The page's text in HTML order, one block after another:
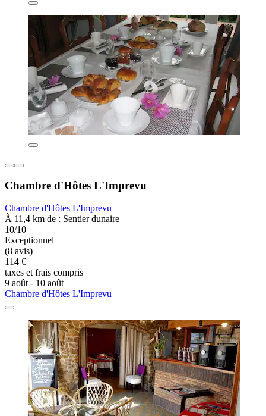
Chambre d'Hôtes L'Imprevu
Chambre d'Hôtes L'Imprevu
À 11,4 km de : Sentier dunaire
10/10
Exceptionnel
(8 avis)
114 €
taxes et frais compris
9 août - 10 août
Chambre d'Hôtes L'Imprevu